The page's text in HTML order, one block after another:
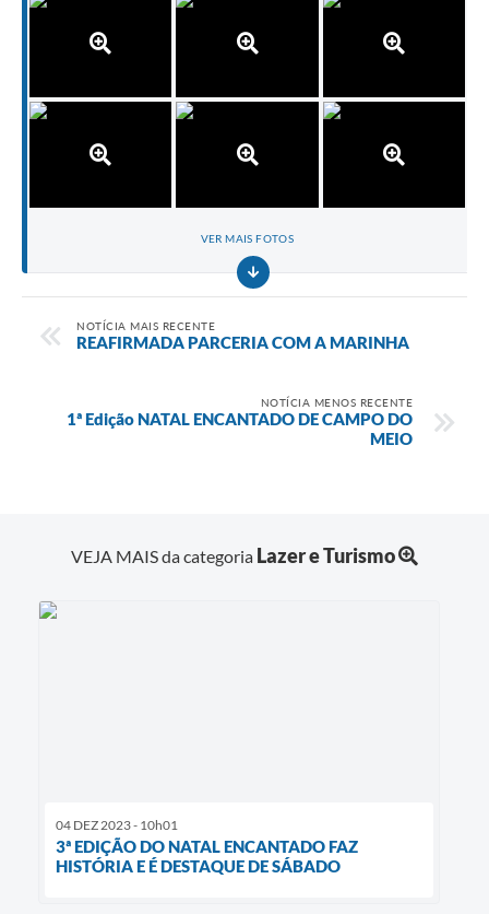
VER MAIS FOTOS
NOTÍCIA MAIS RECENTE
REAFIRMADA PARCERIA COM A MARINHA
NOTÍCIA MENOS RECENTE
1ª Edição NATAL ENCANTADO DE CAMPO DO
MEIO
VEJA MAIS da categoria Lazer e Turismo
04 DEZ 2023 - 10h01
3ª EDIÇÃO DO NATAL ENCANTADO FAZ
HISTÓRIA E É DESTAQUE DE SÁBADO